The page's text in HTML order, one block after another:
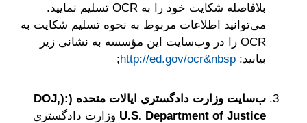
بلافاصله شکایت خود را به OCR تسلیم نمایید.
می‌توانید اطلاعات مربوط به نحوه تسلیم شکایت به
OCR را در وب‌سایت این مؤسسه به نشانی زیر
بیابید: http://ed.gov/ocr&nbsp
;
ب‌سایت وزارت دادگستری ایالات متحده (:(DOJ,
U.S. Department of Justice وزارت دادگستری